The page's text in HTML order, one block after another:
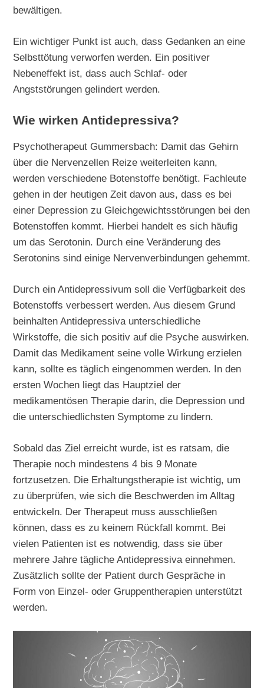
bewältigen.
Ein wichtiger Punkt ist auch, dass Gedanken an eine
Selbsttötung verworfen werden. Ein positiver
Nebeneffekt ist, dass auch Schlaf- oder
Angststörungen gelindert werden.
Wie wirken Antidepressiva?
Psychotherapeut Gummersbach: Damit das Gehirn
über die Nervenzellen Reize weiterleiten kann,
werden verschiedene Botenstoffe benötigt. Fachleute
gehen in der heutigen Zeit davon aus, dass es bei
einer Depression zu Gleichgewichtsstörungen bei den
Botenstoffen kommt. Hierbei handelt es sich häufig
um das Serotonin. Durch eine Veränderung des
Serotonins sind einige Nervenverbindungen gehemmt.
Durch ein Antidepressivum soll die Verfügbarkeit des
Botenstoffs verbessert werden. Aus diesem Grund
beinhalten Antidepressiva unterschiedliche
Wirkstoffe, die sich positiv auf die Psyche auswirken.
Damit das Medikament seine volle Wirkung erzielen
kann, sollte es täglich eingenommen werden. In den
ersten Wochen liegt das Hauptziel der
medikamentösen Therapie darin, die Depression und
die unterschiedlichsten Symptome zu lindern.
Sobald das Ziel erreicht wurde, ist es ratsam, die
Therapie noch mindestens 4 bis 9 Monate
fortzusetzen. Die Erhaltungstherapie ist wichtig, um
zu überprüfen, wie sich die Beschwerden im Alltag
entwickeln. Der Therapeut muss ausschließen
können, dass es zu keinem Rückfall kommt. Bei
vielen Patienten ist es notwendig, dass sie über
mehrere Jahre tägliche Antidepressiva einnehmen.
Zusätzlich sollte der Patient durch Gespräche in
Form von Einzel- oder Gruppentherapien unterstützt
werden.